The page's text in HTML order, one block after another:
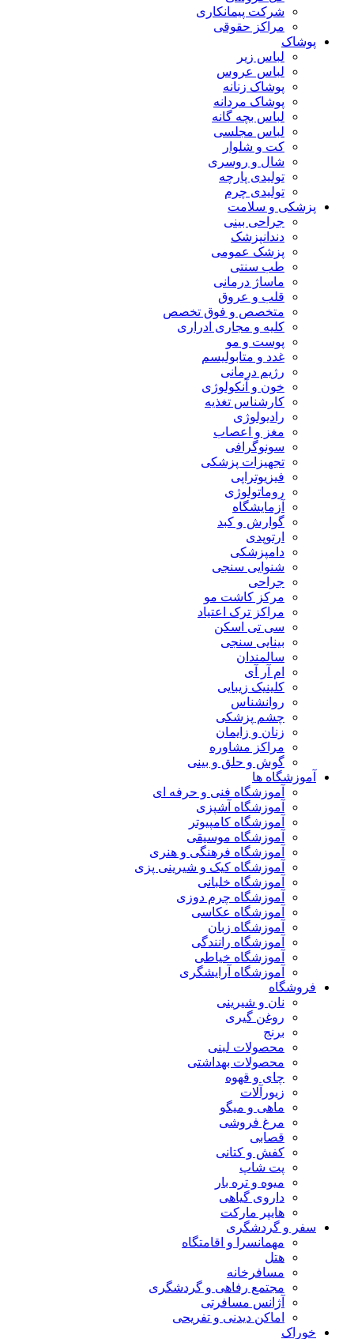
شرکت پیمانکاری
مراکز حقوقی
پوشاک
لباس زیر
لباس عروس
پوشاک زنانه
پوشاک مردانه
لباس بچه گانه
لباس مجلسی
کت و شلوار
شال و روسری
تولیدی پارچه
تولیدی چرم
پزشکی و سلامت
جراحی بینی
دندانپزشک
پزشک عمومی
طب سنتی
ماساژ درمانی
قلب و عروق
متخصص و فوق تخصص
کلیه و مجاری ادراری
پوست و مو
غدد و متابولیسم
رژیم درمانی
خون و آنکولوژی
کارشناس تغذیه
رادیولوژی
مغز و اعصاب
سونوگرافی
تجهیزات پزشکی
فیزیوتراپی
روماتولوژی
آزمایشگاه
گوارش و کبد
ارتوپدی
دامپزشکی
شنوایی سنجی
جراحی
مرکز کاشت مو
مراکز ترک اعتیاد
سی تی اسکن
بینایی سنجی
سالمندان
ام آر آی
کلینیک زیبایی
روانشناس
چشم پزشکی
زنان و زایمان
مراکز مشاوره
گوش و حلق و بینی
آموزشگاه ها
آموزشگاه فنی و حرفه ای
آموزشگاه آشپزی
آموزشگاه کامپیوتر
آموزشگاه موسیقی
آموزشگاه فرهنگی و هنری
آموزشگاه کیک و شیرینی پزی
آموزشگاه خلبانی
آموزشگاه چرم دوزی
آموزشگاه عکاسی
آموزشگاه زبان
آموزشگاه رانندگی
آموزشگاه خیاطی
آموزشگاه آرایشگری
فروشگاه
نان و شیرینی
روغن گیری
برنج
محصولات لبنی
محصولات بهداشتی
چای و قهوه
زیورآلات
ماهی و میگو
مرغ فروشی
قصابی
کفش و کتانی
پت شاپ
میوه و تره بار
داروی گیاهی
هایپر مارکت
سفر و گردشگری
مهمانسرا و اقامتگاه
هتل
مسافرخانه
مجتمع رفاهی و گردشگری
آژانس مسافرتی
اماکن دیدنی و تفریحی
خوراک